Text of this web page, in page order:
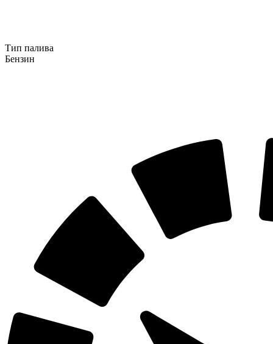
Тип палива
Бензин